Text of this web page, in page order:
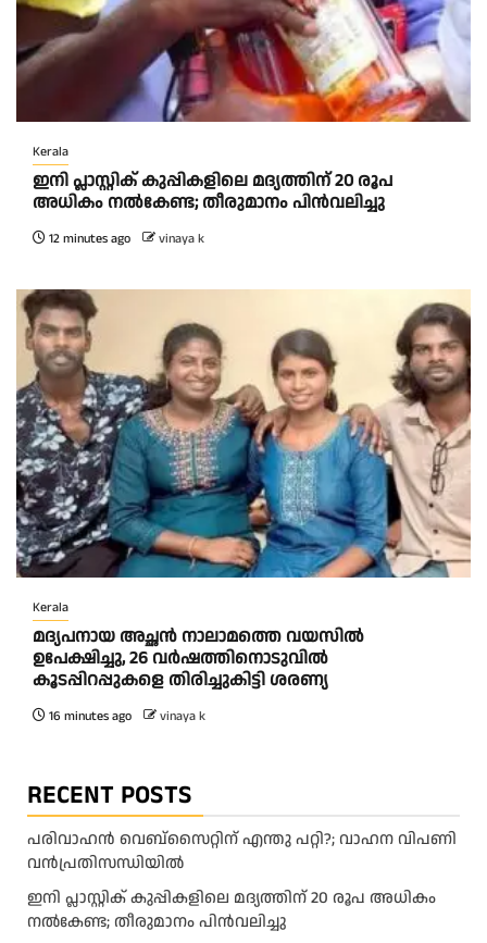
Kerala
ഇനി പ്ലാസ്റ്റിക് കുപ്പികളിലെ മദ്യത്തിന് 20 രൂപ
അധികം നല്‍കേണ്ട; തീരുമാനം പിന്‍വലിച്ചു
12 minutes ago vinaya k
Kerala
മദ്യപനായ അച്ഛൻ നാലാമത്തെ വയസിൽ
ഉപേക്ഷിച്ചു, 26 വർഷത്തിനൊടുവിൽ
കൂടപ്പിറപ്പുകളെ തിരിച്ചുകിട്ടി ശരണ്യ
16 minutes ago vinaya k
RECENT POSTS
പരിവാഹൻ വെബ്സൈറ്റിന് എന്തു പറ്റി?; വാഹന വിപണി
വന്‍പ്രതിസന്ധിയിൽ
ഇനി പ്ലാസ്റ്റിക് കുപ്പികളിലെ മദ്യത്തിന് 20 രൂപ അധികം
നല്‍കേണ്ട; തീരുമാനം പിന്‍വലിച്ചു